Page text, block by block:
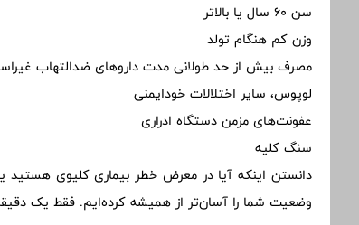
سن 60 سال یا بالاتر
وزن کم هنگام تولد
مصرف بیش از حد طولانی مدت داروهای ضدالتهاب
لوپوس، سایر اختلالات خودایمنی
عفونت‌های مزمن دستگاه ادراری
سنگ کلیه
دانستن اینکه آیا در معرض خطر بیماری کلیوی
وضعیت شما را آسان‌تر از همیشه کرده‌ایم. فقط یک